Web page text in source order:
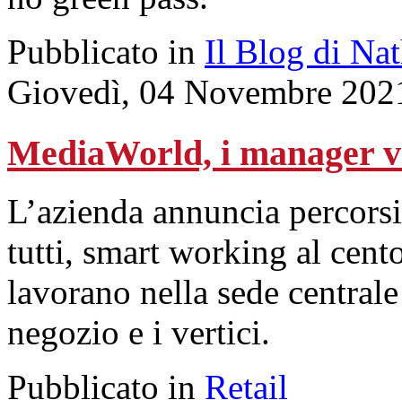
Pubblicato in Il Blog di
Giovedì, 04 Novembre
MediaWorld, i manager
L’azienda annuncia
tutti, smart working al
lavorano nella sede
negozio e i vertici.
Pubblicato in Retail